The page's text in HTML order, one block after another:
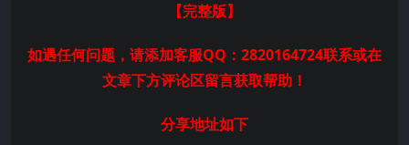
【完整版】
如遇任何问题，请添加客服QQ：2820164724联系或在
文章下方评论区留言获取帮助！
分享地址如下